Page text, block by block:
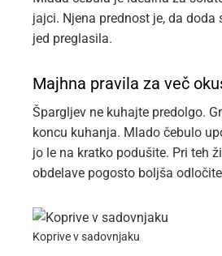
jajci. Njena prednost je, da doda
jed preglasila.
Majhna pravila za več
Špargljev ne kuhajte predolgo.
koncu kuhanja. Mlado čebulo
jo le na kratko podušite. Pri teh
obdelave pogosto boljša
Koprive v sadovnjaku